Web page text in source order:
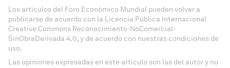
Los artículos del Foro Económico Mundial pueden volver a
publicarse de acuerdo con la Licencia Pública Internacional
Creative Commons Reconocimiento-NoComercial-
SinObraDerivada 4.0, y de acuerdo con nuestras condiciones de
uso.
Las opiniones expresadas en este artículo son las del autor y no